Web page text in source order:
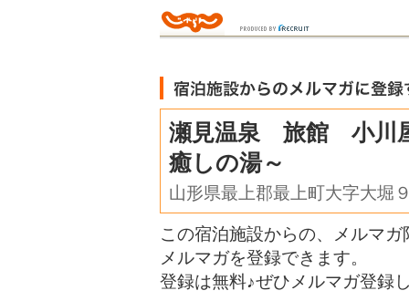
瀬見温泉 旅館 小川
癒しの湯～
山形県最上郡最上町大字大堀
この宿泊施設からの、メルマ
メルマガを登録できます。
登録は無料♪ぜひメルマガ登録